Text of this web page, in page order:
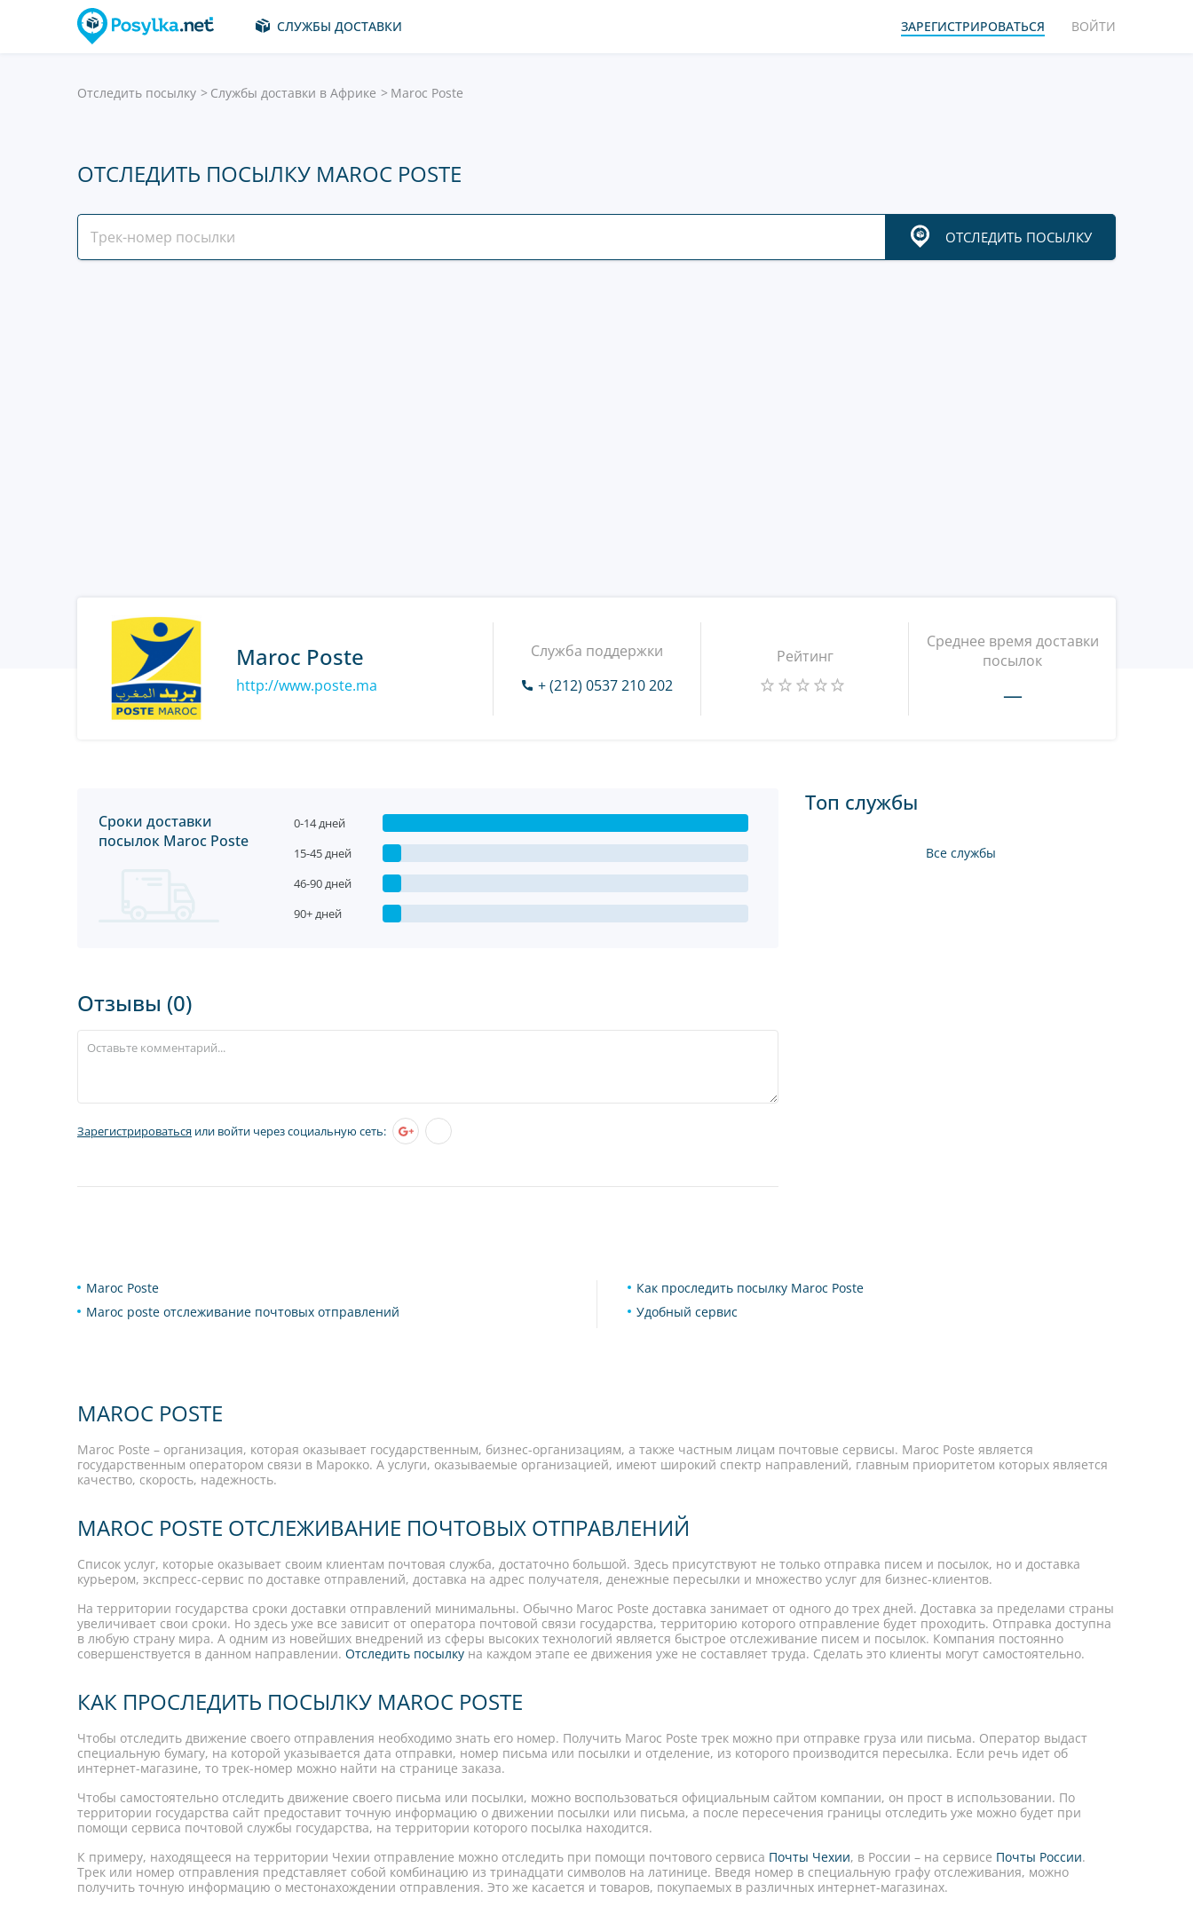
СЛУЖБЫ ДОСТАВКИ ЗАРЕГИСТРИРОВАТЬСЯ ВОЙТИ
Отследить посылку Службы доставки в Африке Maroc Poste
ОТСЛЕДИТЬ ПОСЫЛКУ MAROC POSTE
ОТСЛЕДИТЬ ПОСЫЛКУ
Maroc Poste
http://www.poste.ma
Служба поддержки
+ (212) 0537 210 202
Рейтинг
Среднее время доставки
посылок
—
Сроки доставки
посылок Maroc Poste
0-14 дней
15-45 дней
46-90 дней
90+ дней
Отзывы (0)
Зарегистрироваться или войти через социальную сеть:
Топ службы
Все службы
Maroc Poste
Maroc poste отслеживание почтовых отправлений
Как проследить посылку Maroc Poste
Удобный сервис
MAROC POSTE
Maroc Poste – организация, которая оказывает государственным, бизнес-организациям, а также частным лицам почтовые сервисы. Maroc Poste является
государственным оператором связи в Марокко. А услуги, оказываемые организацией, имеют широкий спектр направлений, главным приоритетом которых является
качество, скорость, надежность.
MAROC POSTE ОТСЛЕЖИВАНИЕ ПОЧТОВЫХ ОТПРАВЛЕНИЙ
Список услуг, которые оказывает своим клиентам почтовая служба, достаточно большой. Здесь присутствуют не только отправка писем и посылок, но и доставка
курьером, экспресс-сервис по доставке отправлений, доставка на адрес получателя, денежные пересылки и множество услуг для бизнес-клиентов.
На территории государства сроки доставки отправлений минимальны. Обычно Maroc Poste доставка занимает от одного до трех дней. Доставка за пределами страны
увеличивает свои сроки. Но здесь уже все зависит от оператора почтовой связи государства, территорию которого отправление будет проходить. Отправка доступна
в любую страну мира. А одним из новейших внедрений из сферы высоких технологий является быстрое отслеживание писем и посылок. Компания постоянно
совершенствуется в данном направлении. Отследить посылку на каждом этапе ее движения уже не составляет труда. Сделать это клиенты могут самостоятельно.
КАК ПРОСЛЕДИТЬ ПОСЫЛКУ MAROC POSTE
Чтобы отследить движение своего отправления необходимо знать его номер. Получить Maroc Poste трек можно при отправке груза или письма. Оператор выдаст
специальную бумагу, на которой указывается дата отправки, номер письма или посылки и отделение, из которого производится пересылка. Если речь идет об
интернет-магазине, то трек-номер можно найти на странице заказа.
Чтобы самостоятельно отследить движение своего письма или посылки, можно воспользоваться официальным сайтом компании, он прост в использовании. По
территории государства сайт предоставит точную информацию о движении посылки или письма, а после пересечения границы отследить уже можно будет при
помощи сервиса почтовой службы государства, на территории которого посылка находится.
К примеру, находящееся на территории Чехии отправление можно отследить при помощи почтового сервиса Почты Чехии, в России – на сервисе Почты России.
Трек или номер отправления представляет собой комбинацию из тринадцати символов на латинице. Введя номер в специальную графу отслеживания, можно
получить точную информацию о местонахождении отправления. Это же касается и товаров, покупаемых в различных интернет-магазинах.